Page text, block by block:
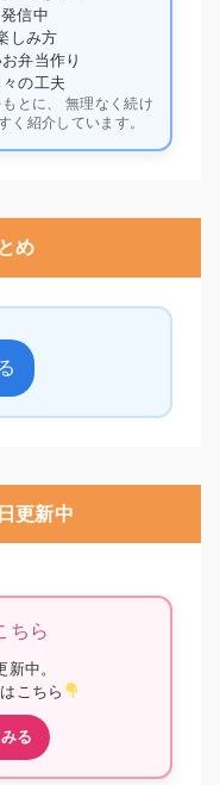
信中
しみ方
弁当作り
の工夫
とに、 無理なく続け
く紹介しています。
め
更新中
ちら
中。
こちら
る